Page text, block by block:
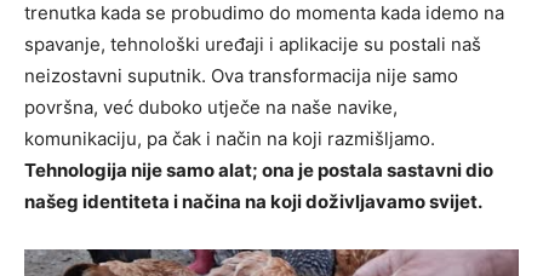
trenutka kada se probudimo do momenta kada idemo na
spavanje, tehnološki uređaji i aplikacije su postali naš
neizostavni suputnik. Ova transformacija nije samo
površna, već duboko utječe na naše navike,
komunikaciju, pa čak i način na koji razmišljamo.
Tehnologija nije samo alat; ona je postala sastavni dio
našeg identiteta i načina na koji doživljavamo svijet.